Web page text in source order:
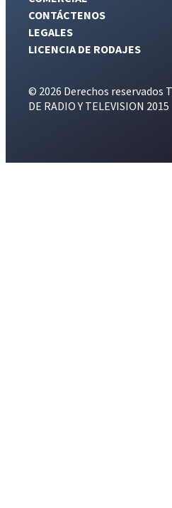
CONTÁCTENOS
LEGALES
LICENCIA DE RODAJES
© 2026 Derechos reservados
DE RADIO Y TELEVISION 2015